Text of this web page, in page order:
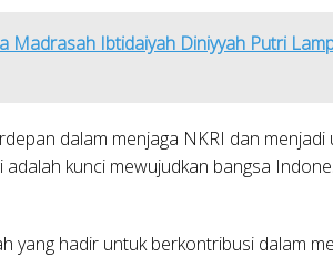
Madrasah Ibtidaiyah Diniyyah Putri
dalam menjaga NKRI dan menjadi
kunci mewujudkan bangsa
yang hadir untuk berkontribusi dalam